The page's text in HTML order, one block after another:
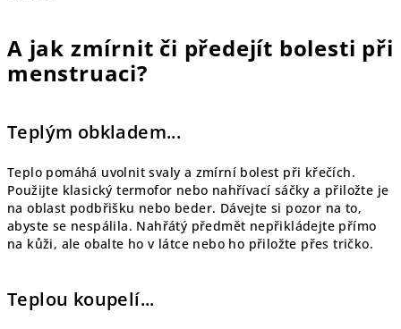
A jak zmírnit či předejít bolesti při
menstruaci?
Teplým obkladem...
Teplo pomáhá uvolnit svaly a zmírní bolest při křečích.
Použijte klasický termofor nebo nahřívací sáčky a přiložte je
na oblast podbřišku nebo beder. Dávejte si pozor na to,
abyste se nespálila. Nahřátý předmět nepřikládejte přímo
na kůži, ale obalte ho v látce nebo ho přiložte přes tričko.
Teplou koupelí...